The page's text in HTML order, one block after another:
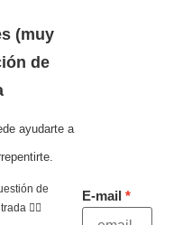
(muy
de
ayudarte a
de
👇🏻
E-mail